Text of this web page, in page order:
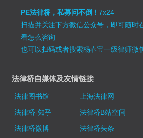
PE法律桥，私募问不倒！7x24
扫描并关注下方微信公众号，即可随时
看怎么咨询
也可以扫码或者搜索杨春宝一级律师微
法律桥自媒体及友情链接
法律图书馆 上海法律网
法律桥-知乎
法律桥B站空间
法律桥微博
法律桥头条